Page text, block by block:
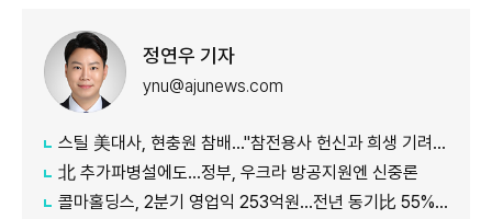
정연우 기자
ynu@ajunews.com
스틸 美대사, 현충원 참배..."참전용사 헌신과 희생 기려 영광"
北 추가파병설에도...정부, 우크라 방공지원엔 신중론
콜마홀딩스, 2분기 영업익 253억원...전년 동기比 55% 증가